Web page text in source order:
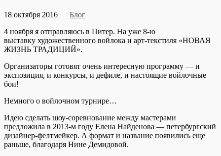
18 октября 2016
Блог
4 ноября я отправляюсь в Питер. На уже 8-ю
выставку художественного войлока и арт-текстиля «НОВАЯ
ЖИЗНЬ ТРАДИЦИЙ».
Организаторы готовят очень интересную программу — и
экспозиция, и конкурсы, и дефиле, и настоящие войлочные
бои!
Немного о войлочном турнире…
Идею сделать шоу-соревнование между мастерами
предложила в 2013-м году Елена Найденова — петербургский
дизайнер-фелтмейкер. А формат и название появились еще
раньше, благодаря Нине Демидовой.